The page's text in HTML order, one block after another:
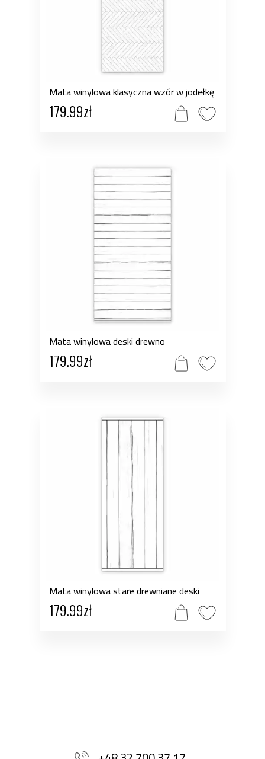
Mata winylowa klasyczna wzór w jodełkę
179.99zł
Mata winylowa deski drewno
179.99zł
Mata winylowa stare drewniane deski
179.99zł